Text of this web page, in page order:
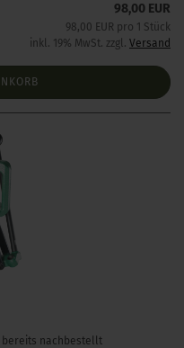
98,00 EUR
98,00 EUR pro 1 Stück
inkl. 19% MwSt. zzgl. Versand
bereits nachbestellt